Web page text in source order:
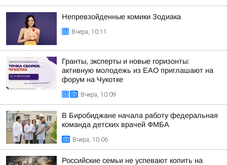
Непревзойденные комики Зодиака
Вчера, 10:11
Гранты, эксперты и новые горизонты:
активную молодежь из ЕАО приглашают на
форум на Чукотке
Вчера, 10:09
В Биробиджане начала работу федеральная
команда детских врачей ФМБА
Вчера, 10:06
Российские семьи не успевают копить на